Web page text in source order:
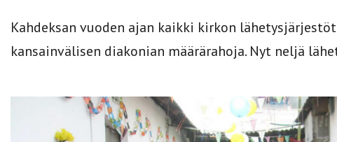
Kahdeksan vuoden ajan kaikki kirkon
kansainvälisen diakonian määrärahoja. Nyt neljä